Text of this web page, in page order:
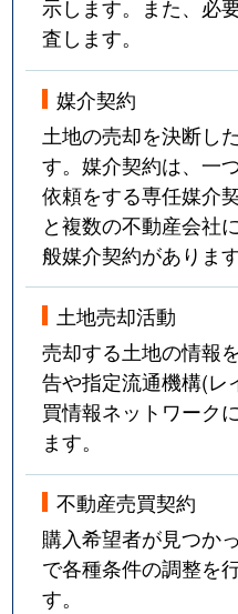
示します。また、必
査します。
媒介契約
土地の売却を決断し
す。媒介契約は、一
依頼をする専任媒介
と複数の不動産会社
般媒介契約があります
土地売却活動
売却する土地の情報
告や指定流通機構(レ
買情報ネットワーク
ます。
不動産売買契約
購入希望者が見つか
で各種条件の調整を
す。